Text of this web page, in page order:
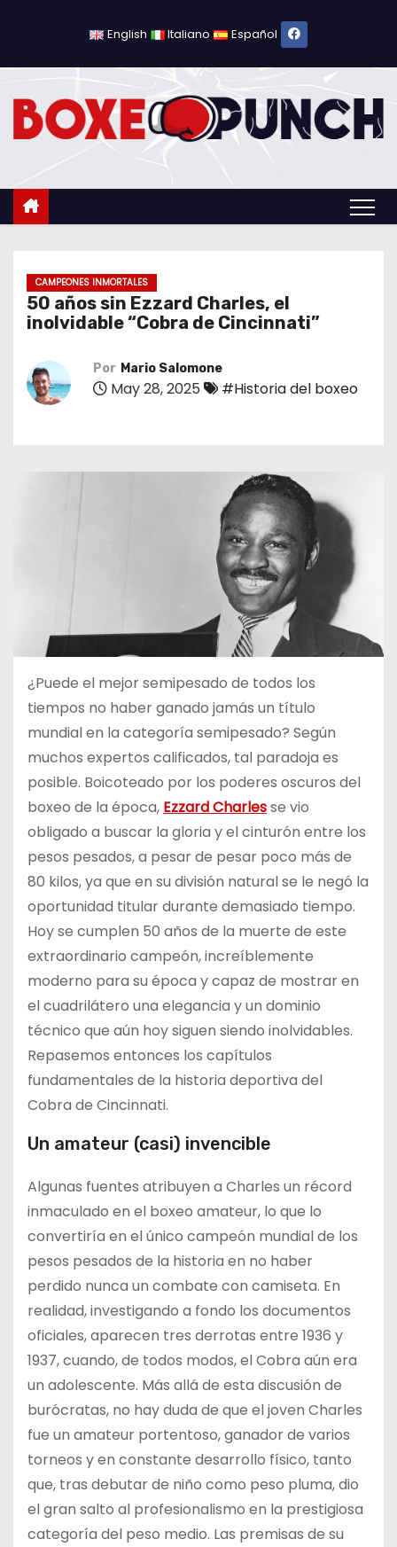
l
English Italiano Español
CAMPEONES INMORTALES
50 años sin Ezzard Charles, el
inolvidable “Cobra de Cincinnati”
Por Mario Salomone
May 28, 2025 #Historia del boxeo
¿Puede el mejor semipesado de todos los
tiempos no haber ganado jamás un título
mundial en la categoría semipesado? Según
muchos expertos calificados, tal paradoja es
posible. Boicoteado por los poderes oscuros del
boxeo de la época, Ezzard Charlesse vio
obligado a buscar la gloria y el cinturón entre los
pesos pesados, a pesar de pesar poco más de
80 kilos, ya que en su división natural se le negó la
oportunidad titular durante demasiado tiempo.
Hoy se cumplen 50 años de la muerte de este
extraordinario campeón, increíblemente
moderno para su época y capaz de mostrar en
el cuadrilátero una elegancia y un dominio
técnico que aún hoy siguen siendo inolvidables.
Repasemos entonces los capítulos
fundamentales de la historia deportiva del
Cobra de Cincinnati.
Un amateur (casi) invencible
Algunas fuentes atribuyen a Charles un récord
inmaculado en el boxeo amateur, lo que lo
convertiría en el único campeón mundial de los
pesos pesados de la historia en no haber
perdido nunca un combate con camiseta. En
realidad, investigando a fondo los documentos
oficiales, aparecen tres derrotas entre 1936 y
1937, cuando, de todos modos, el Cobra aún era
un adolescente. Más allá de esta discusión de
burócratas, no hay duda de que el joven Charles
fue un amateur portentoso, ganador de varios
torneos y en constante desarrollo físico, tanto
que, tras debutar de niño como peso pluma, dio
el gran salto al profesionalismo en la prestigiosa
categoría del peso medio. Las premisas de su